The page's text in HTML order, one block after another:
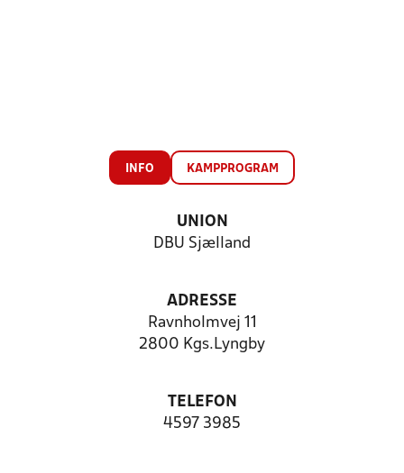
INFO KAMPPROGRAM
UNION
DBU Sjælland
ADRESSE
Ravnholmvej 11
2800 Kgs.Lyngby
TELEFON
4597 3985